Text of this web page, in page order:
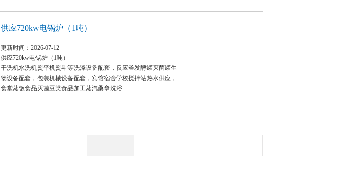
供应720kw电锅炉（1吨）
更新时间：2026-07-12
供应720kw电锅炉（1吨）
干洗机水洗机熨平机熨斗等洗涤设备配套，反应釜发酵罐灭菌罐生
物设备配套，包装机械设备配套，宾馆宿舍学校搅拌站热水供应，
食堂蒸饭食品灭菌豆类食品加工蒸汽桑拿洗浴